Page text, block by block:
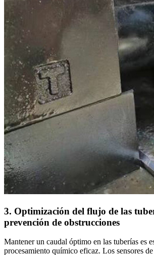
3. Optimización del flujo de las
prevención de obstrucciones
Mantener un caudal óptimo en las tuberías es
procesamiento químico eficaz. Los sensores